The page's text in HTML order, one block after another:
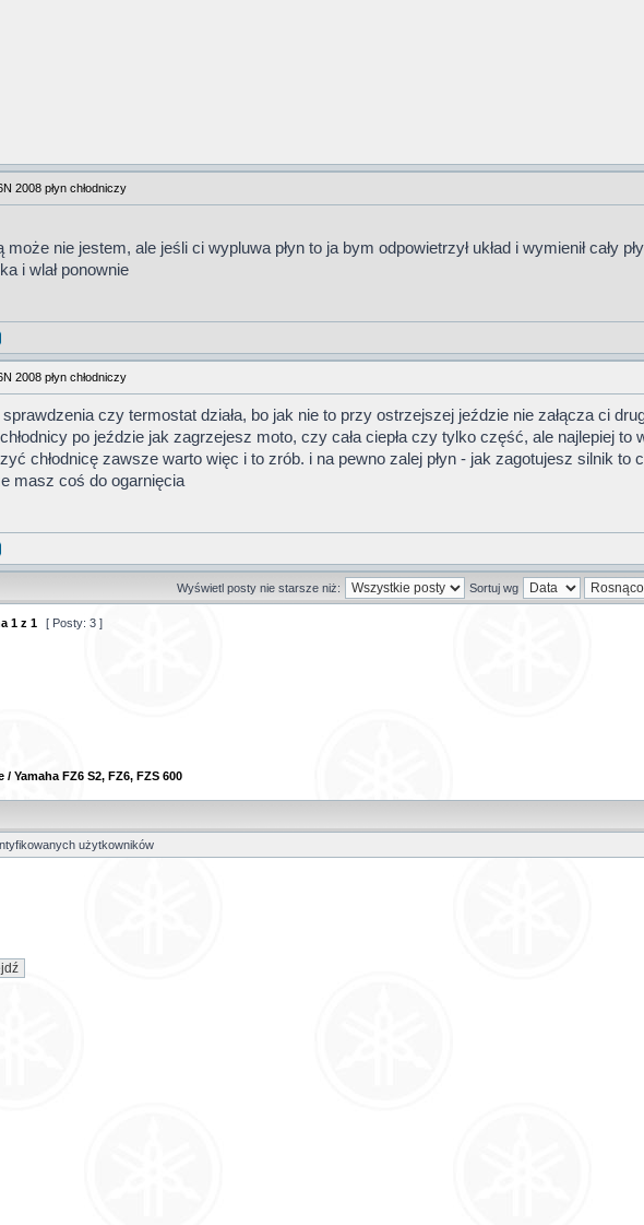
2008 płyn chłodniczy
może nie jestem, ale jeśli ci wypluwa płyn to ja bym odpowietrzył układ i wymienił cały
i wlał ponownie
2008 płyn chłodniczy
czy termostat działa, bo jak nie to przy ostrzejszej jeździe nie załącza ci
po jeździe jak zagrzejesz moto, czy cała ciepła czy tylko część, ale najlepiej
chłodnicę zawsze warto więc i to zrób. i na pewno zalej płyn - jak zagotujesz silnik to
masz coś do ogarnięcia
Wyświetl posty nie starsze niż: Sortuj wg
1 z 1 [ Posty: 3 ]
/ Yamaha FZ6 S2, FZ6, FZS 600
użytkowników